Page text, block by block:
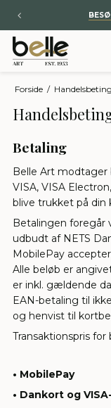
BYT
Forside /
Betaling
Belle Art
VISA, VISA
blive trukket på din
Betalingen foregår
udbudt af NETS
MobilePay
Alle beløb er
er inkl. gældende
EAN-betaling til
og henvist til
Transaktionspris
• MobilePay
• Dankort og